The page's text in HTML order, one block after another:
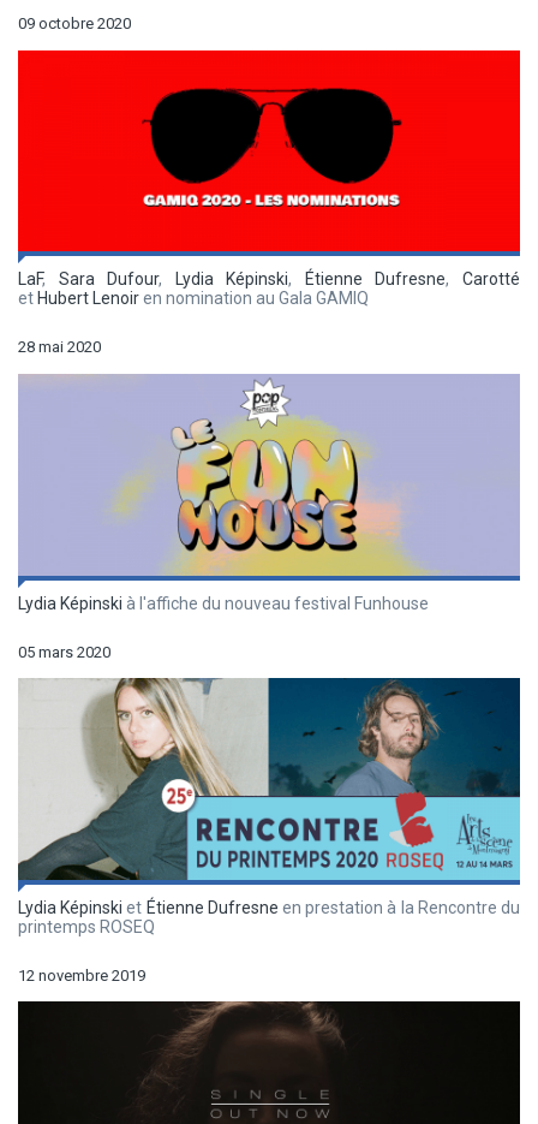
09 octobre 2020
LaF, Sara Dufour, Lydia Képinski, Étienne Dufresne,Carotté
et Hubert Lenoiren nomination au Gala GAMIQ
28 mai 2020
Lydia Képinski à l'affiche du nouveau festival Funhouse
05 mars 2020
Lydia Képinski et Étienne Dufresne en prestation à la Rencontre du
printemps ROSEQ
12 novembre 2019